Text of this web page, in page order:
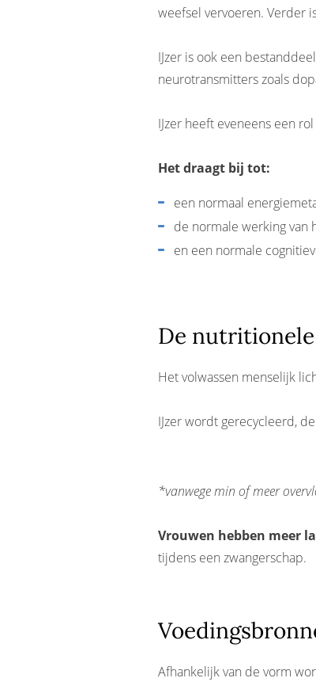
weefsel vervoeren. Verder
IJzer is ook een
neurotransmitters zoals
IJzer heeft eveneens een
Het draagt bij tot:
een normaal
de normale werking van
en een normale
De
Het volwassen menselijk
IJzer wordt gerecycleerd,
*vanwege min of meer
Vrouwen hebben meer
tijdens een zwangerschap.
Afhankelijk van de vorm